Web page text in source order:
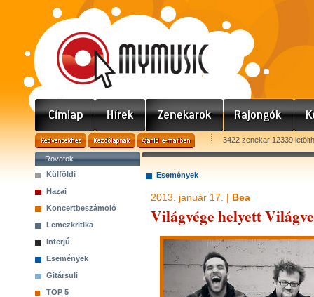
3422 zenekar 12339
Rovatok
Külföldi
Hazai
Koncertbeszámoló
Lemezkritika
Interjú
Események
Gitársuli
TOP 5
Események
2013. január 17. | Bea
Világvége helyett